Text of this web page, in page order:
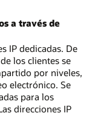
a través de
IP dedicadas. De
los clientes se
por niveles,
electrónico. Se
para los
direcciones IP